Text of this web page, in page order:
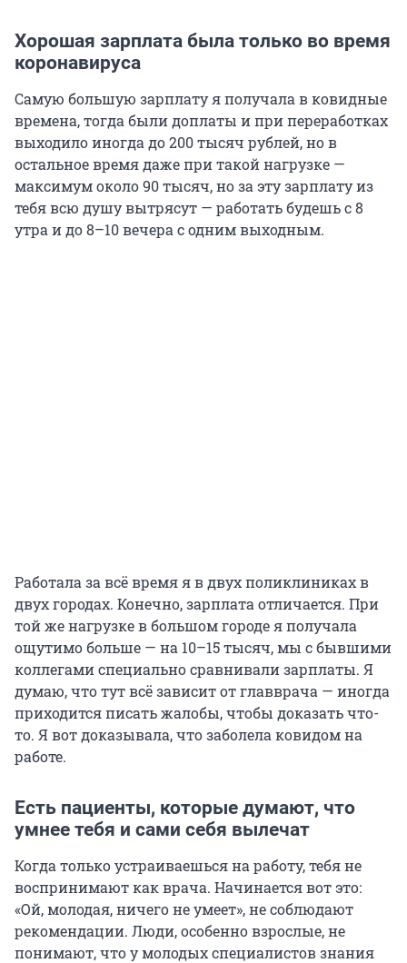
Хорошая зарплата была только во время
коронавируса
Самую большую зарплату я получала в ковидные
времена, тогда были доплаты и при переработках
выходило иногда до 200 тысяч рублей, но в
остальное время даже при такой нагрузке —
максимум около 90 тысяч, но за эту зарплату из
тебя всю душу вытрясут — работать будешь с 8
утра и до 8–10 вечера с одним выходным.
Работала за всё время я в двух поликлиниках в
двух городах. Конечно, зарплата отличается. При
той же нагрузке в большом городе я получала
ощутимо больше — на 10–15 тысяч, мы с бывшими
коллегами специально сравнивали зарплаты. Я
думаю, что тут всё зависит от главврача — иногда
приходится писать жалобы, чтобы доказать что-
то. Я вот доказывала, что заболела ковидом на
работе.
Есть пациенты, которые думают, что
умнее тебя и сами себя вылечат
Когда только устраиваешься на работу, тебя не
воспринимают как врача. Начинается вот это:
«Ой, молодая, ничего не умеет», не соблюдают
рекомендации. Люди, особенно взрослые, не
понимают, что у молодых специалистов знания